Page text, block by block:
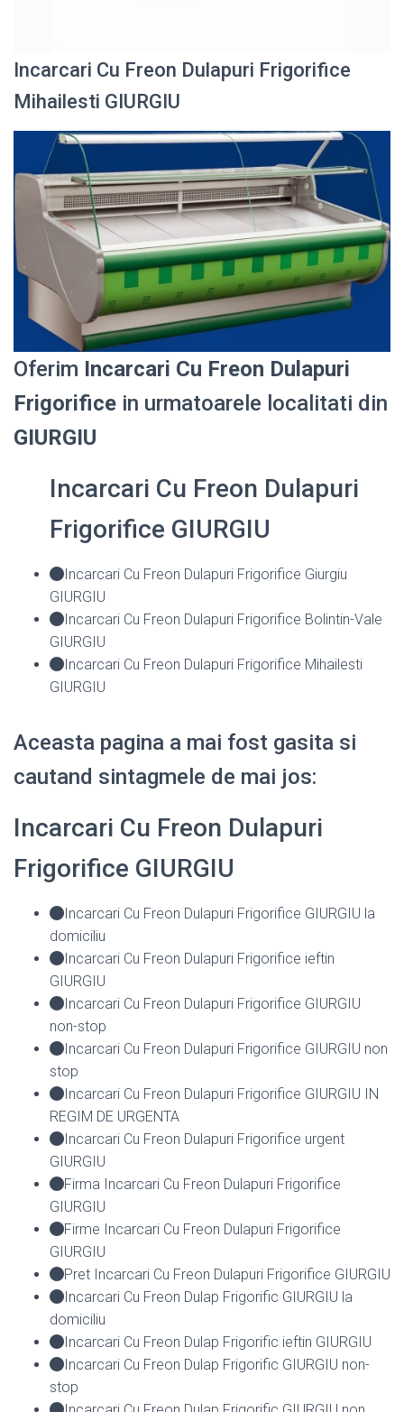
Incarcari Cu Freon Dulapuri Frigorifice
Mihailesti GIURGIU
Oferim Incarcari Cu Freon Dulapuri
Frigorifice in urmatoarele localitati din
GIURGIU
Incarcari Cu Freon Dulapuri
Frigorifice GIURGIU
Incarcari Cu Freon Dulapuri Frigorifice Giurgiu
GIURGIU
Incarcari Cu Freon Dulapuri Frigorifice Bolintin-Vale
GIURGIU
Incarcari Cu Freon Dulapuri Frigorifice Mihailesti
GIURGIU
Aceasta pagina a mai fost gasita si
cautand sintagmele de mai jos:
Incarcari Cu Freon Dulapuri
Frigorifice GIURGIU
Incarcari Cu Freon Dulapuri Frigorifice GIURGIU la
domiciliu
Incarcari Cu Freon Dulapuri Frigorifice ieftin
GIURGIU
Incarcari Cu Freon Dulapuri Frigorifice GIURGIU
non-stop
Incarcari Cu Freon Dulapuri Frigorifice GIURGIU non
stop
Incarcari Cu Freon Dulapuri Frigorifice GIURGIU IN
REGIM DE URGENTA
Incarcari Cu Freon Dulapuri Frigorifice urgent
GIURGIU
Firma Incarcari Cu Freon Dulapuri Frigorifice
GIURGIU
Firme Incarcari Cu Freon Dulapuri Frigorifice
GIURGIU
Pret Incarcari Cu Freon Dulapuri Frigorifice GIURGIU
Incarcari Cu Freon Dulap Frigorific GIURGIU la
domiciliu
Incarcari Cu Freon Dulap Frigorific ieftin GIURGIU
Incarcari Cu Freon Dulap Frigorific GIURGIU non-
stop